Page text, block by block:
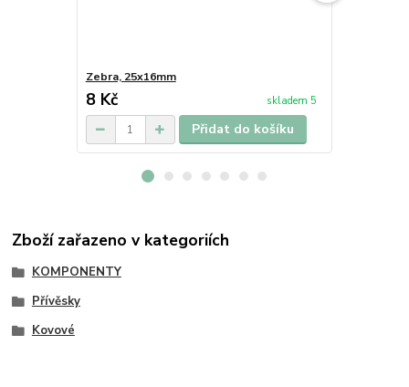
Zebra, 25x16mm
8 Kč skladem 5
Přidat do košíku
Zboží zařazeno v kategoriích
KOMPONENTY
Přívěsky
Kovové